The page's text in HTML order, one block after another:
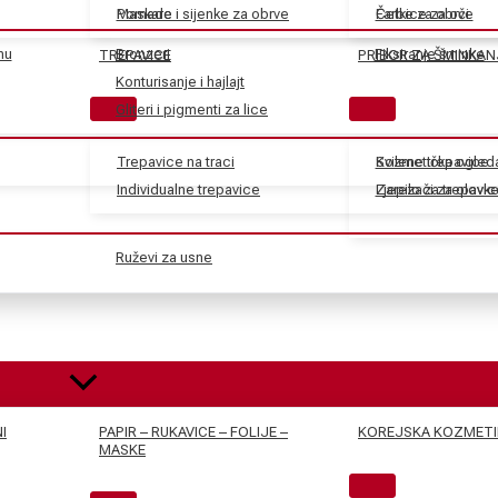
Bronzeri
Konturisanje i hajlajt
Gliteri i pigmenti za lice
Fiksiranje šminke
Ruževi za usne
Maskare
Pomade i sijenke za obrve
Farbe za obrve
TREPAVICE
Trepavice na traci
Individualne trepavice
Svilene trepavice
Ljepilo za
Četkice za oči
PRIBOR ZA
Kozmetička
Zarezači za olovke
PAPIR – RUKAVICE – FOLIJE –
MASKE
KOREJSKA